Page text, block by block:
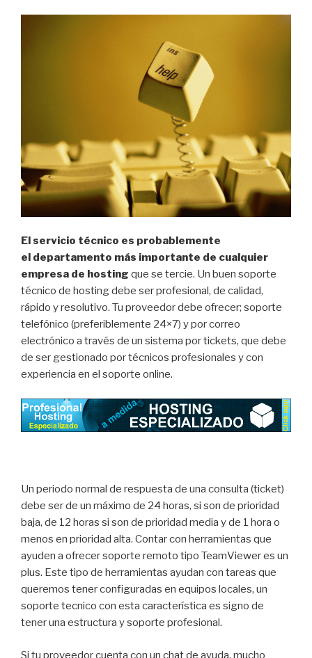
El servicio técnico es probablemente
el departamento más importante de cualquier
empresa de hosting que se tercie. Un buen soporte
técnico de hosting debe ser profesional, de calidad,
rápido y resolutivo. Tu proveedor debe ofrecer; soporte
telefónico (preferiblemente 24×7) y por correo
electrónico a través de un sistema por tickets, que debe
de ser gestionado por técnicos profesionales y con
experiencia en el soporte online.
Un periodo normal de respuesta de una consulta (ticket)
debe ser de un máximo de 24 horas, si son de prioridad
baja, de 12 horas si son de prioridad media y de 1 hora o
menos en prioridad alta. Contar con herramientas que
ayuden a ofrecer soporte remoto tipo TeamViewer es un
plus. Este tipo de herramientas ayudan con tareas que
queremos tener configuradas en equipos locales, un
soporte tecnico con esta característica es signo de
tener una estructura y soporte profesional.
Si tu proveedor cuenta con un chat de ayuda, mucho